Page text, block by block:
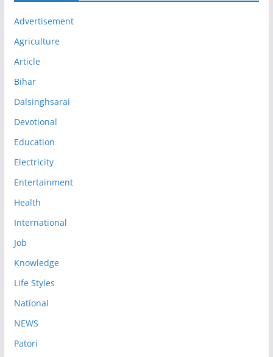
Advertisement
Agriculture
Article
Bihar
Dalsinghsarai
Devotional
Education
Electricity
Entertainment
Health
International
Job
Knowledge
Life Styles
National
NEWS
Patori